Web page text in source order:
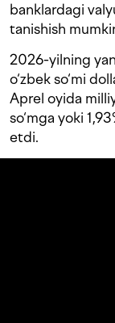
banklardagi
tanishish
2026-yilning
o‘zbek so‘mi
Aprel oyida
so‘mga yoki
etdi.